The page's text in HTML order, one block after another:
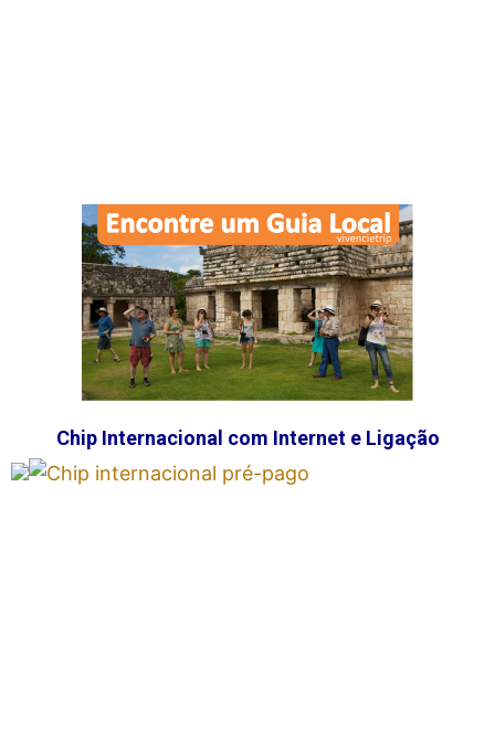
Chip Internacional com Internet e Ligação